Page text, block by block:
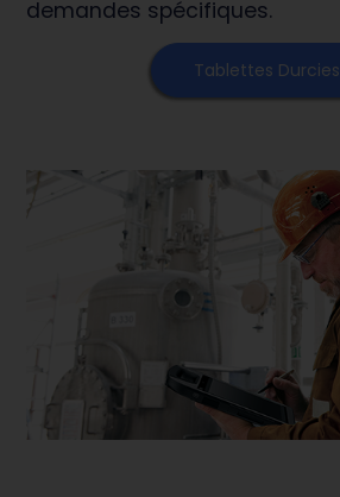
demandes spécifiques.
Tablettes Durcies